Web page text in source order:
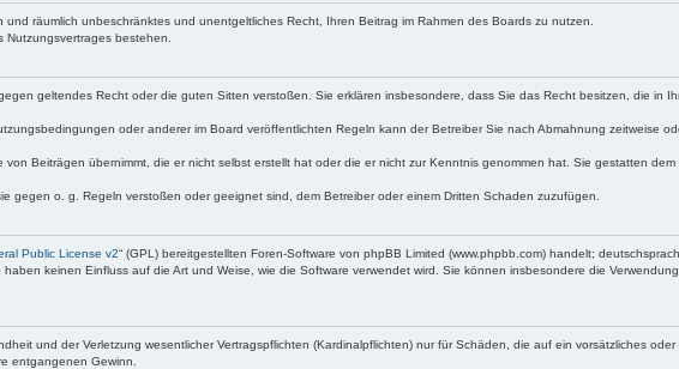
räumlich unbeschränktes und unentgeltliches Recht, Ihren Beitrag im Rahmen des Boards zu nutzen.
bestehen.
geltendes Recht oder die guten Sitten verstoßen. Sie erklären insbesondere, dass Sie das Recht besitzen, die in
oder anderer im Board veröffentlichten Regeln kann der Betreiber Sie nach Abmahnung zeitweise
Beiträgen übernimmt, die er nicht selbst erstellt hat oder die er nicht zur Kenntnis genommen hat. Sie gestatten dem
o. g. Regeln verstoßen oder geeignet sind, dem Betreiber oder einem Dritten Schaden zuzufügen.
Public License v2“ (GPL) bereitgestellten Foren-Software von phpBB Limited (www.phpbb.com) handelt;
keinen Einfluss auf die Art und Weise, wie die Software verwendet wird. Sie können insbesondere die
und der Verletzung wesentlicher Vertragspflichten (Kardinalpflichten) nur für Schäden, die auf ein vorsätzliches oder
entgangenen Gewinn.